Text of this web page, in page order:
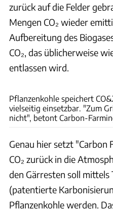
zurück auf die Felder
Mengen CO₂ wieder
Aufbereitung des
CO₂, das üblicherweise
entlassen wird.
Pflanzenkohle speichert
vielseitig einsetzbar. "Zum
nicht", betont Carbon-
Genau hier setzt "Carbon
CO₂ zurück in die
den Gärresten soll
(patentierte
Pflanzenkohle werden.